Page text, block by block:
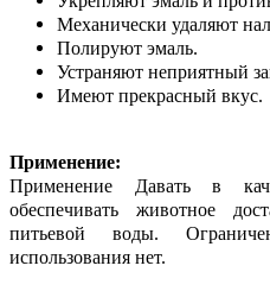
Механически удаляют
Полируют эмаль.
Устраняют неприятный
Имеют прекрасный вкус.
Применение:
Применение Давать в
обеспечивать животное
питьевой воды.
использования нет.